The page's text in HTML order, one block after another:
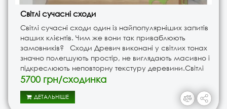
Світлі сучасні сходи
Світлі сучасні сходи один із найпопулярніших запитів
наших клієнтів. Чим же вони так приваблюють
замовників? Сходи Древич виконані у світлих тонах
значно полегшують простір, не виглядають масивно і
підкреслюють неповторну текстуру деревини.Світлі
сучасні сходи можуть підійти як для квартири..
5700 грн/сходинка
ДЕТАЛЬНІШЕ